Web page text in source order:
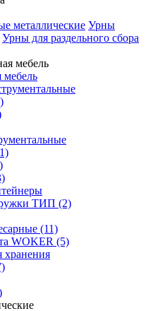
металлические Урны
Урны для раздельного сбора
мебель
ТИП (2)
(11)
WOKER (5)
хранения